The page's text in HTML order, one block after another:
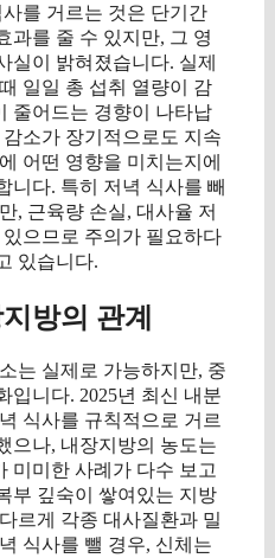
를 거르는 것은 단기간
과를 줄 수 있지만, 그 영
실이 밝혀졌습니다. 실제
일일 총 섭취 열량이 감
줄어드는 경향이 나타납
소가 장기적으로도 지속
어떤 영향을 미치는지에
니다. 특히 저녁 식사를 빼
, 근육량 손실, 대사율 저
으므로 주의가 필요하다
있습니다.
방의 관계
는 실제로 가능하지만, 중
입니다. 2025년 최신 내분
식사를 규칙적으로 거르
으나, 내장지방의 농도는
미미한 사례가 다수 보고
부 깊숙이 쌓여있는 지방
르게 각종 대사질환과 밀
식사를 뺄 경우, 신체는